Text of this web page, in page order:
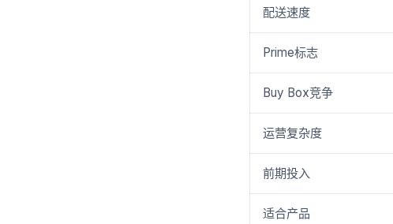
配送速度
Prime标志
Buy Box竞争
运营复杂度
前期投入
适合产品